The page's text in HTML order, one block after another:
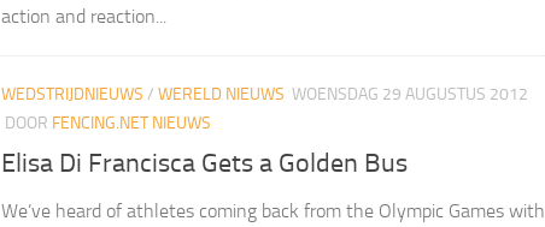
action and reaction...
WEDSTRIJDNIEUWS / WERELD NIEUWS WOENSDAG 29 AUGUSTUS 2012
DOOR FENCING.NET NIEUWS
Elisa Di Francisca Gets a Golden Bus
We’ve heard of athletes coming back from the Olympic Games with